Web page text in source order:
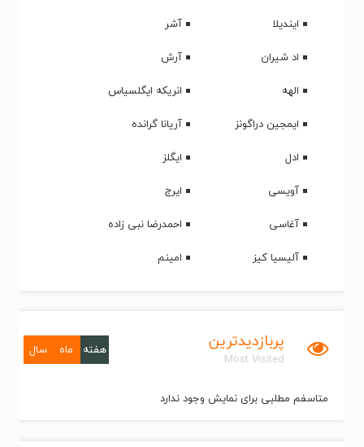
ایندیلا
آشر
اد شیران
آرش
الهه
انریکه ایگلسیاس
ایمجین دراگونز
آریانا گرانده
ادل
ایگلز
آویسی
ایرج
آغاسی
احمدرضا نبی زاده
آلیسیا کیز
امینم
پربازدیدترین
Most Visited
هفته ماه سال
متاسفم مطلبی برای نمایش وجود ندارد